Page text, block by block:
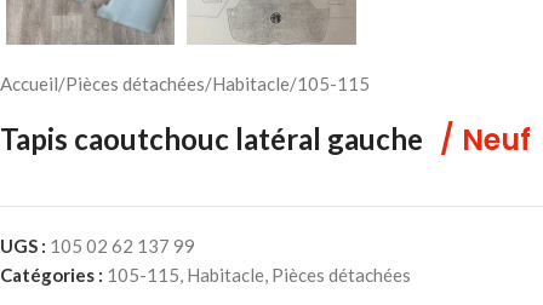
Accueil/Pièces détachées/Habitacle/105-115
Tapis caoutchouc latéral gauche / Neuf
UGS : 105 02 62 137 99
Catégories : 105-115, Habitacle, Pièces détachées